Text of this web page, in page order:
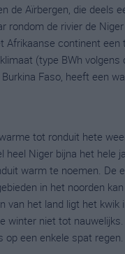
de Aïrbergen, die deels
rondom de rivier de
Afrikaanse continent
(type BWh volgens
Faso, heeft een
tot ronduit hete
Niger bijna het hele
warm te noemen. De
in het noorden
het land ligt het kwik
winter niet tot
een enkele spat